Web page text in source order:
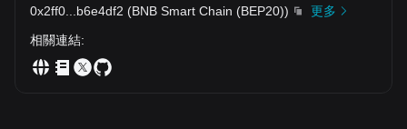
0x2ff0
b6e4df2 (BNB Smart Chain (BEP20))
更多
相關連結: